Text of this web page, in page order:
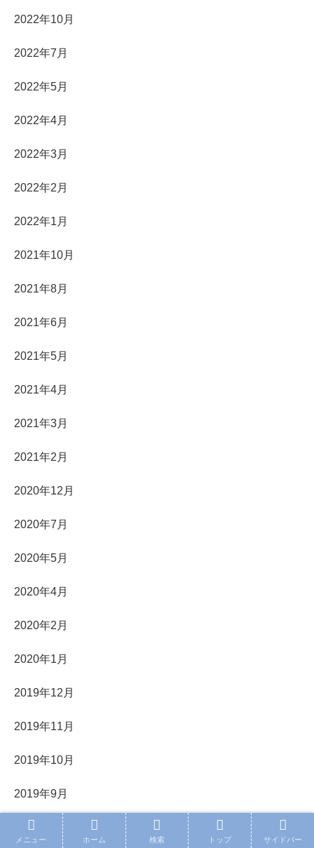
2022年10月
2022年7月
2022年5月
2022年4月
2022年3月
2022年2月
2022年1月
2021年10月
2021年8月
2021年6月
2021年5月
2021年4月
2021年3月
2021年2月
2020年12月
2020年7月
2020年5月
2020年4月
2020年2月
2020年1月
2019年12月
2019年11月
2019年10月
2019年9月
2018年7月
メニュー ホーム 検索 トップ サイドバー